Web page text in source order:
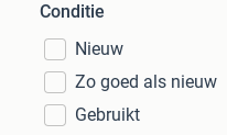
Conditie
Nieuw
Zo goed als nieuw
Gebruikt